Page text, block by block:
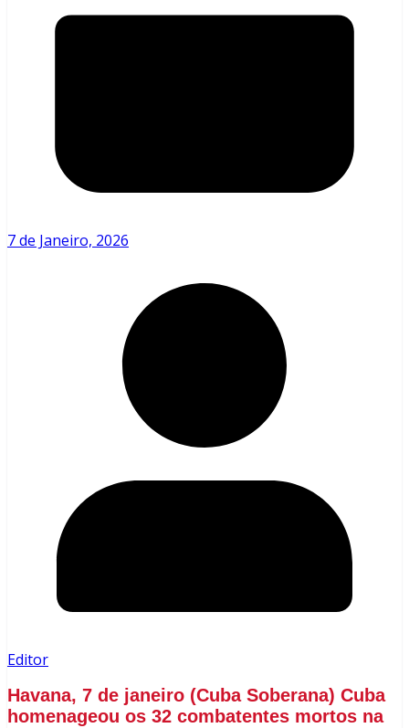
7 de Janeiro, 2026
Editor
Havana, 7 de janeiro (Cuba Soberana) Cuba
homenageou os 32 combatentes mortos na